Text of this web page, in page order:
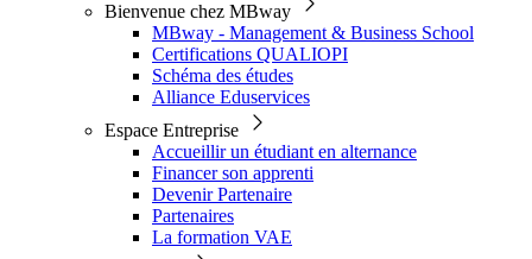
Bienvenue chez MBway
MBway - Management & Business School
Certifications QUALIOPI
Schéma des études
Alliance Eduservices
Espace Entreprise
Accueillir un étudiant en alternance
Financer son apprenti
Devenir Partenaire
Partenaires
La formation VAE